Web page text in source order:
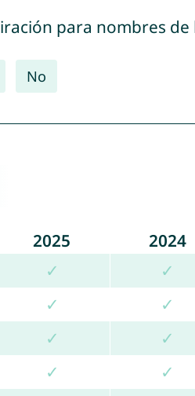
para nombres de
No
2025
2024
✓
✓
✓
✓
✓
✓
✓
✓